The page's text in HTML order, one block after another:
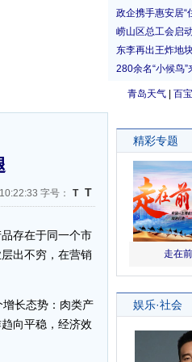
青岛天气 百
字号： T T
存在于同一个市
出不穷，在营销
长态势：肉类产
向平稳，经济效